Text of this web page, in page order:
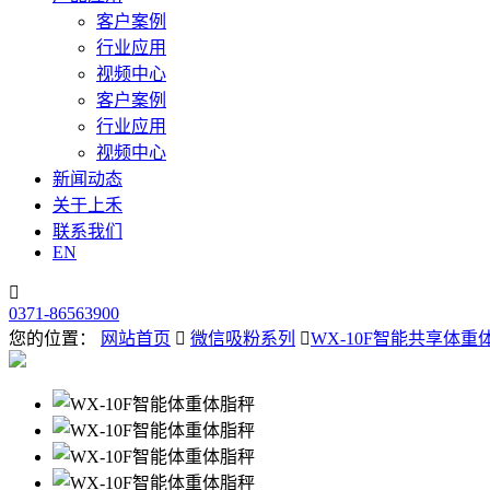
客户案例
行业应用
视频中心
客户案例
行业应用
视频中心
新闻动态
关于上禾
联系我们
EN

0371-86563900
您的位置：
网站首页  微信吸粉系列 WX-10F智能共享体重